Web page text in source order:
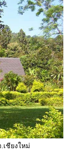
เชียงใหม่